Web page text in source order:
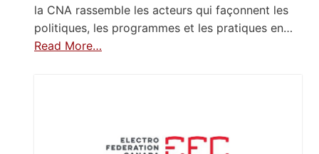
la CNA rassemble les acteurs qui façonnent les
politiques, les programmes et les pratiques en…
Read More…